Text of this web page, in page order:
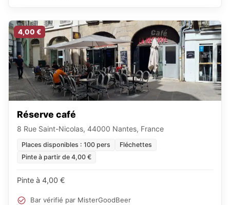
4,00 €
Réserve café
8 Rue Saint-Nicolas, 44000 Nantes, France
Places disponibles : 100 pers
Fléchettes
Pinte à partir de 4,00 €
Pinte à 4,00 €
Bar vérifié par MisterGoodBeer